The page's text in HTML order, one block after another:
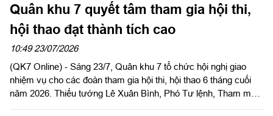
Quân khu 7 quyết tâm tham gia hội thi,
hội thao đạt thành tích cao
10:49 23/07/2026
(QK7 Online) - Sáng 23/7, Quân khu 7 tổ chức hội nghị giao
nhiệm vụ cho các đoàn tham gia hội thi, hội thao 6 tháng cuối
năm 2026. Thiếu tướng Lê Xuân Bình, Phó Tư lệnh, Tham mưu